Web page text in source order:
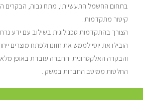
בתחום החשמל התעשייתי, מתח גבוה, הבקרים
קיטור מתקדמות .
הצורך בהתקדמות טכנולוגית בשילוב עם ידע
הובילו את יוסי לממש את חזונו ולפתח מוצרים
והבקרה האלקטרונית והחברה עובדת באופן
החלטות ממיטב החברות במשק .